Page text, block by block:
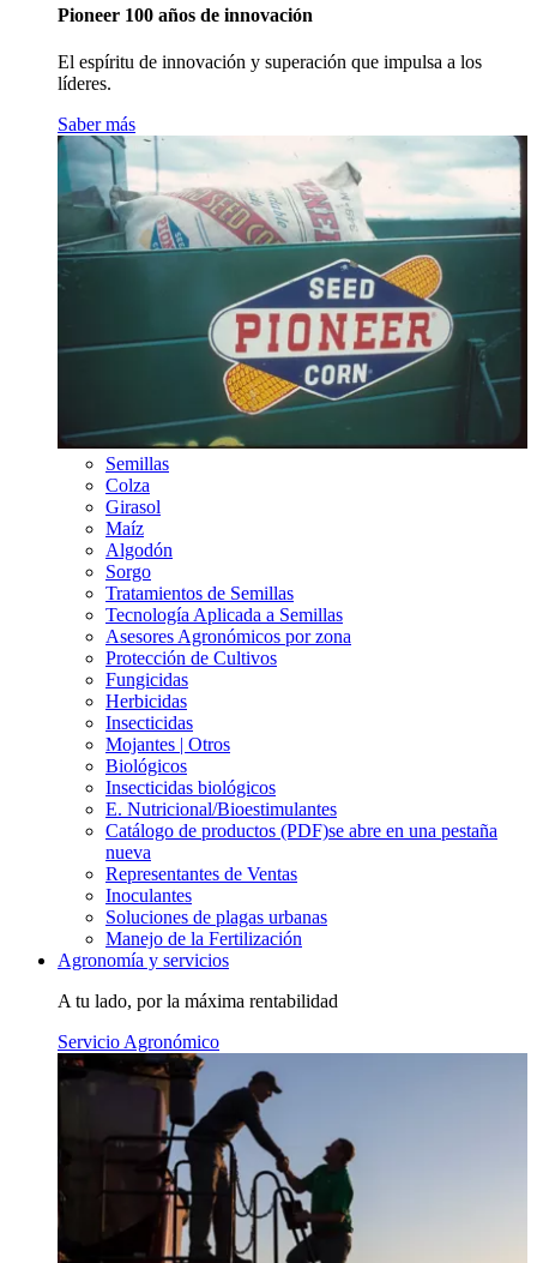
Pioneer 100 años de innovación
El espíritu de innovación y superación que impulsa a los
líderes.
Saber más
Semillas
Colza
Girasol
Maíz
Algodón
Sorgo
Tratamientos de Semillas
Tecnología Aplicada a Semillas
Asesores Agronómicos por zona
Protección de Cultivos
Fungicidas
Herbicidas
Insecticidas
Mojantes | Otros
Biológicos
Insecticidas biológicos
E. Nutricional/Bioestimulantes
Catálogo de productos (PDF)se abre en una pestaña
nueva
Representantes de Ventas
Inoculantes
Soluciones de plagas urbanas
Manejo de la Fertilización
Agronomía y servicios
A tu lado, por la máxima rentabilidad
Servicio Agronómico